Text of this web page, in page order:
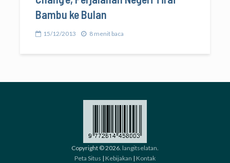
Bambu ke Bulan
15/12/2013 8 menit baca
Copyright © 2026. langitselatan.
Peta Situs | Kebijakan | Kontak